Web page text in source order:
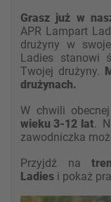
Grasz już w
APR Lampart
drużyny w
Ladies stanowi
Twojej drużyny.
drużynach.
W chwili
wieku 3-12 lat.
zawodniczka
Przyjdź na
Ladies i pokaż